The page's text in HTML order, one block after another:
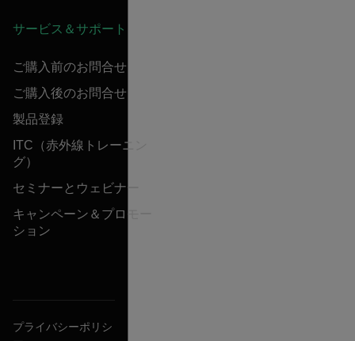
サービス＆サポート
ご購入前のお問合せ
ご購入後のお問合せ
製品登録
ITC（赤外線トレーニン
グ）
セミナーとウェビナー
キャンペーン＆プロモー
ション
プライバシーポリシ